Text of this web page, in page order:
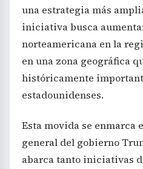
una estrategia más
iniciativa busca
norteamericana en la
en una zona geográfica
históricamente
estadounidenses.
Esta movida se enmarca
general del gobierno
abarca tanto iniciativas